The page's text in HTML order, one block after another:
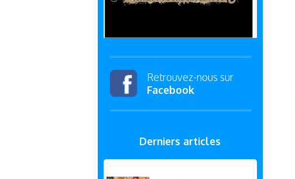
Retrouvez-nous sur
Facebook
Derniers articles